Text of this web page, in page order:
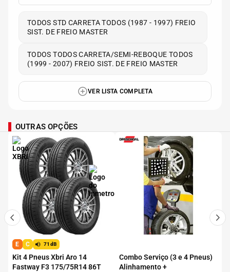
TODOS STD CARRETA TODOS (1987 - 1997) FREIO
SIST. DE FREIO MASTER
TODOS TODOS CARRETA/SEMI-REBOQUE TODOS
(1999 - 2007) FREIO SIST. DE FREIO MASTER
VER LISTA COMPLETA
OUTRAS OPÇÕES
E C 71dB
Kit 4 Pneus Xbri Aro 14
Fastway F3 175/75R14 86T
Combo Serviço (3 e 4 Pneus)
Alinhamento +